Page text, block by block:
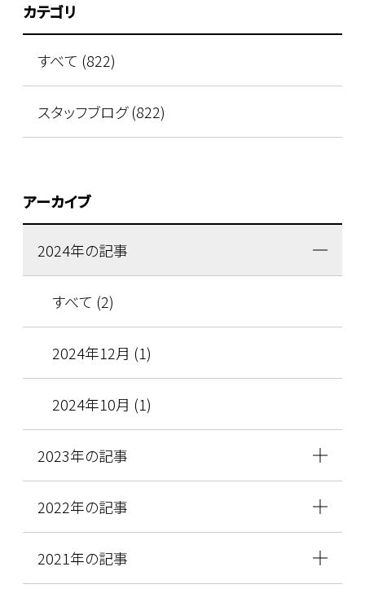
カテゴリ
すべて (822)
スタッフブログ (822)
アーカイブ
2024年の記事
すべて (2)
2024年12月 (1)
2024年10月 (1)
2023年の記事
2022年の記事
2021年の記事